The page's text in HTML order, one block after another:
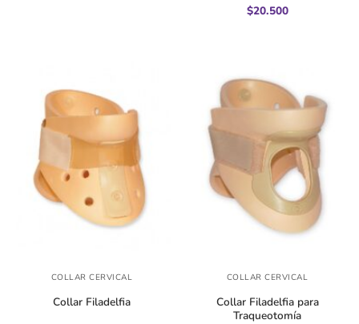
$20.500
COLLAR CERVICAL
Collar Filadelfia
COLLAR CERVICAL
Collar Filadelfia para
Traqueotomía